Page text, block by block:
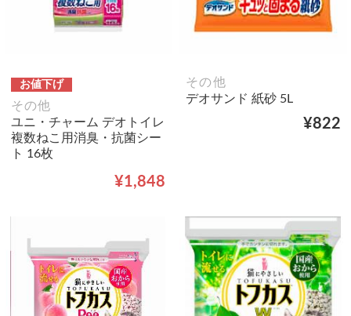
お値下げ
その他
ユニ・チャーム デオトイレ
複数ねこ用消臭・抗菌シー
ト 16枚
¥1,848
その他
デオサンド 紙砂 5L
¥822